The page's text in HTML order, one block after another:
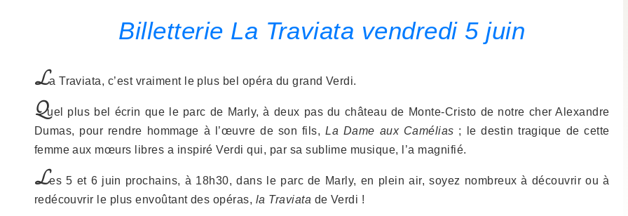
Billetterie La Traviata vendredi 5 juin
La Traviata, c’est vraiment le plus bel opéra du grand Verdi.
Quel plus bel écrin que le parc de Marly, à deux pas du château de Monte-Cristo de notre cher Alexandre
Dumas, pour rendre hommage à l’œuvre de son fils,La Dame aux Camélias ; le destin tragique de cette
femme aux mœurs libres a inspiré Verdi qui, par sa sublime musique, l’a magnifié.
Les 5 et 6 juin prochains, à 18h30, dans le parc de Marly, en plein air, soyez nombreux à découvrir ou à
redécouvrir le plus envoûtant des opéras, la Traviata de Verdi !